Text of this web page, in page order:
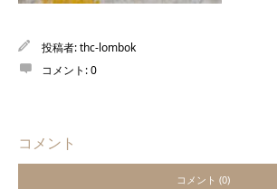
投稿者:thc-lombok
コメント:0
コメント
コメント (0)